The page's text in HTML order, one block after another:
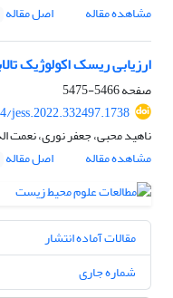
مشاهده مقاله
اصل مقاله
ارزیابی ریسک اکولوژیک
صفحه5466-5475
jess.2022.332497.1738
ناهید محبی، جعفر نوری، نعمت
مشاهده مقاله
اصل مقاله
مقالات آماده انتشار
شماره جاری